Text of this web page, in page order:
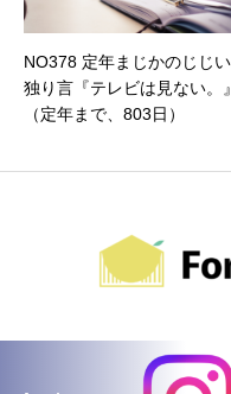
NO378 定年まじかのじじいの
独り言『テレビは見ない。』
（定年まで、803日）